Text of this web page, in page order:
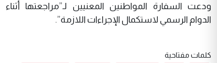
ودعت السفارة المواطنين المعنيين لـ”مراجعتها أثناء
الدوام الرسمي لاستكمال الإجراءات اللازمة”.
كلمات مفتاحية